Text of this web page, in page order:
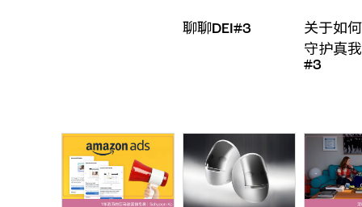
聊聊DEI#3
关于如
守护真
#3